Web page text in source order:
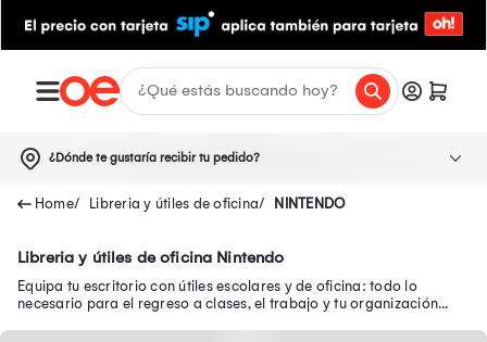
¿Dónde te gustaría recibir tu pedido?
Libreria y útiles de oficina NINTENDO
Libreria y útiles de oficina Nintendo
Equipa tu escritorio con útiles escolares y de oficina: todo lo
necesario para el regreso a clases, el trabajo y tu organización